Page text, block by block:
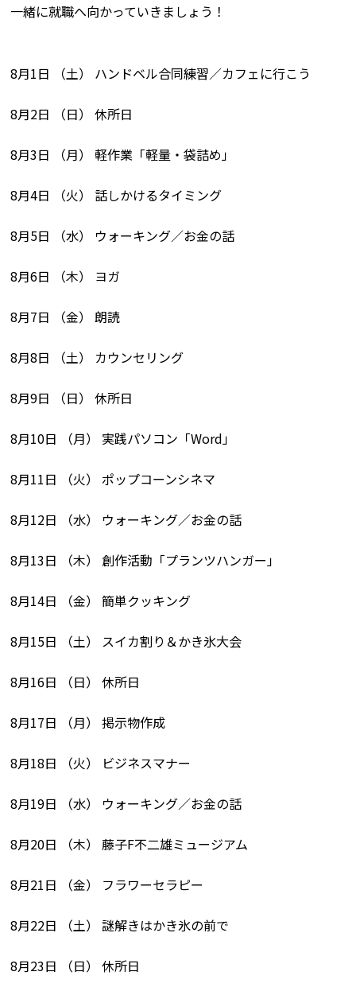
一緒に就職へ向かっていきましょう！
8月1日 （土） ハンドベル合同練習／カフェに行こう
8月2日 （日） 休所日
8月3日 （月） 軽作業「軽量・袋詰め」
8月4日 （火） 話しかけるタイミング
8月5日 （水） ウォーキング／お金の話
8月6日 （木） ヨガ
8月7日 （金） 朗読
8月8日 （土） カウンセリング
8月9日 （日） 休所日
8月10日 （月） 実践パソコン「Word」
8月11日 （火） ポップコーンシネマ
8月12日 （水） ウォーキング／お金の話
8月13日 （木） 創作活動「プランツハンガー」
8月14日 （金） 簡単クッキング
8月15日 （土） スイカ割り＆かき氷大会
8月16日 （日） 休所日
8月17日 （月） 掲示物作成
8月18日 （火） ビジネスマナー
8月19日 （水） ウォーキング／お金の話
8月20日 （木） 藤子F不二雄ミュージアム
8月21日 （金） フラワーセラピー
8月22日 （土） 謎解きはかき氷の前で
8月23日 （日） 休所日